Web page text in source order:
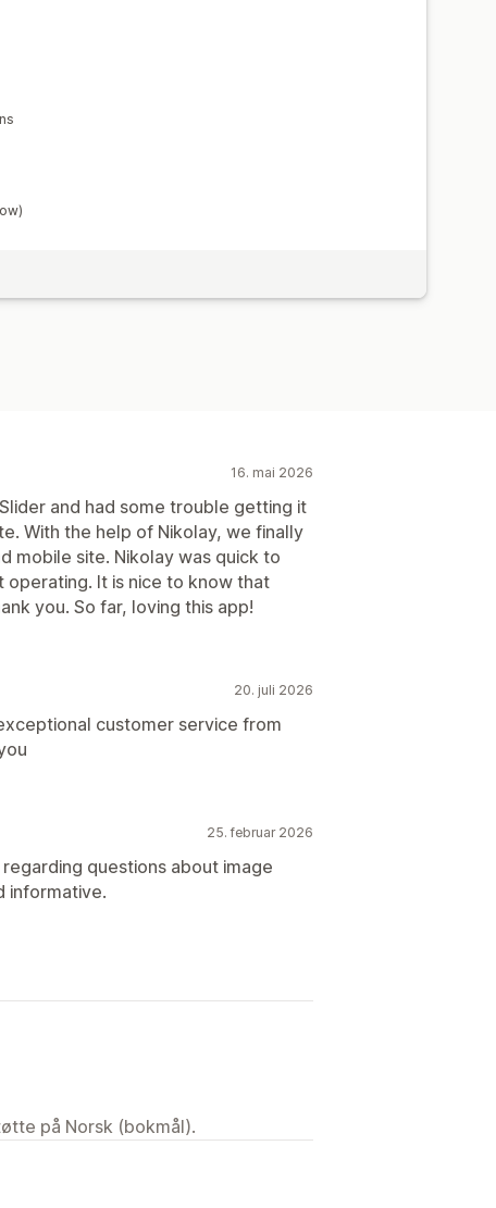
16. mai 2026
and had some trouble getting it
With the help of Nikolay, we finally
mobile site. Nikolay was quick to
operating. It is nice to know that
you. So far, loving this app!
20. juli 2026
customer service from
25. februar 2026
questions about image
informative.
på Norsk (bokmål).